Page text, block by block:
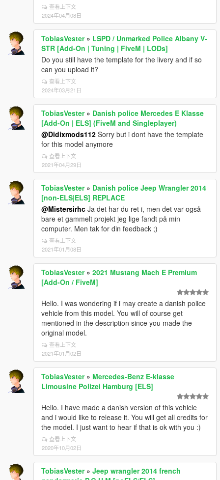
查看上下文
2024年04月08日
TobiasVester» LSPD / Unmarked Police Albany V-
STR [Add-On | Tuning | FiveM | LODs]
Do you still have the template for the livery and if so
can you upload it?
查看上下文
2024年03月21日
TobiasVester» Danish police Mercedes E Klasse
[Add-On | ELS] (FiveM and Singleplayer)
@Didixmods112 Sorry but i dont have the template
for this model anymore
查看上下文
2021年04月29日
TobiasVester» Danish police Jeep Wrangler 2014
[non-ELS|ELS] REPLACE
@Mistersirhc Ja det har du ret i, men det var også
bare et gammelt projekt jeg lige fandt på min
computer. Men tak for din feedback ;)
查看上下文
2021年01月08日
TobiasVester» 2021 Mustang Mach E Premium
[Add-On / FiveM]
Hello. I was wondering if i may create a danish police
vehicle from this model. You will of course get
mentioned in the description since you made the
original model.
查看上下文
2021年01月02日
TobiasVester» Mercedes-Benz E-klasse
Limousine Polizei Hamburg [ELS]
Hello. I have made a danish version of this vehicle
and i would like to release it. You will get all credits for
the model. I just want to hear if that is ok with you :)
查看上下文
2020年10月02日
TobiasVester» Jeep wrangler 2014 french